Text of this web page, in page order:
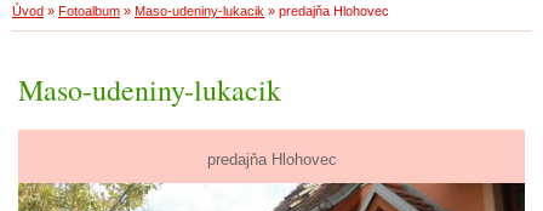
Úvod » Fotoalbum » Maso-udeniny-lukacik » predajňa Hlohovec
Maso-udeniny-lukacik
predajňa Hlohovec